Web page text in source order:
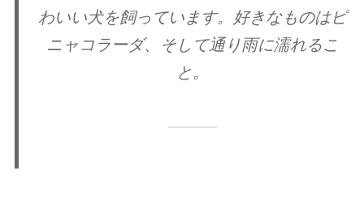
わいい犬を飼っています。好きなものはピ
ニャコラーダ、そして通り雨に濡れるこ
と。